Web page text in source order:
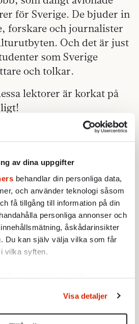
av dina uppgifter
behandlar din personliga data,
och använder teknologi såsom
få tillgång till information på din
personliga annonser och
åskådarinsikter
Du kan själv välja vilka som får
vilka syften.
dina personliga uppgifter
tillbaka ditt samtycke när som
Visa detaljer
för Sverige. De bjuder in
forskare och journalister
Och det är just
som Sverige
och tolkar.
lektorer är korkat på
är att Svenska -
de svenska
i våras fick i uppdrag
– genom
– bäst kunde främja
översättning. SI ombads
för att motverka
institutioner«!
villkor, svarade
löd i all